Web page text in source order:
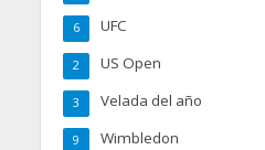
UFC
6
US Open
2
Velada del año
3
Wimbledon
9